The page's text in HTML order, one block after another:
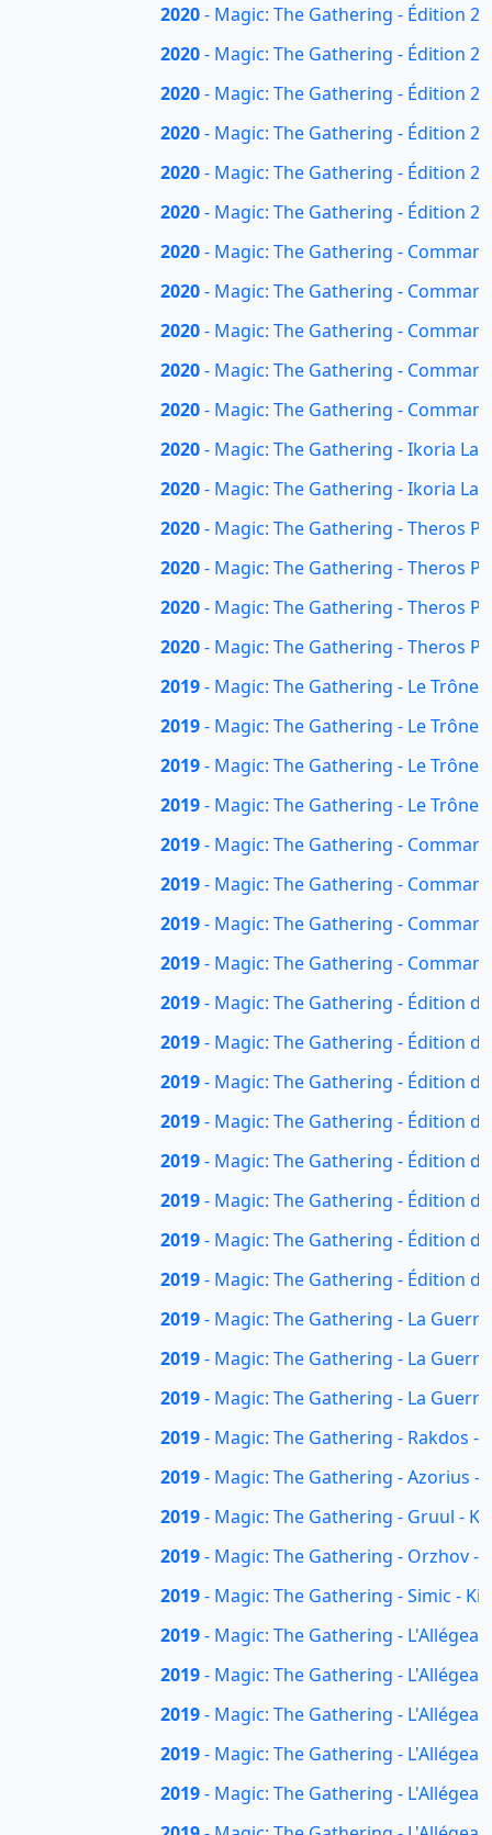
2020- Magic: The Gathering - Édition
2020- Magic: The Gathering - Édition
2020- Magic: The Gathering - Édition
2020- Magic: The Gathering - Édition
2020- Magic: The Gathering - Édition
2020- Magic: The Gathering - Édition
2020- Magic: The Gathering -
2020- Magic: The Gathering -
2020- Magic: The Gathering -
2020- Magic: The Gathering -
2020- Magic: The Gathering -
2020- Magic: The Gathering - Ikoria La
2020- Magic: The Gathering - Ikoria La
2020- Magic: The Gathering - Theros
2020- Magic: The Gathering - Theros
2020- Magic: The Gathering - Theros
2020- Magic: The Gathering - Theros
2019- Magic: The Gathering - Le Trône
2019- Magic: The Gathering - Le Trône
2019- Magic: The Gathering - Le Trône
2019- Magic: The Gathering - Le Trône
2019- Magic: The Gathering -
2019- Magic: The Gathering -
2019- Magic: The Gathering -
2019- Magic: The Gathering -
2019- Magic: The Gathering - Édition
2019- Magic: The Gathering - Édition
2019- Magic: The Gathering - Édition
2019- Magic: The Gathering - Édition
2019- Magic: The Gathering - Édition
2019- Magic: The Gathering - Édition
2019- Magic: The Gathering - Édition
2019- Magic: The Gathering - Édition
2019- Magic: The Gathering - La
2019- Magic: The Gathering - La
2019- Magic: The Gathering - La
2019- Magic: The Gathering - Rakdos -
2019- Magic: The Gathering - Azorius -
2019- Magic: The Gathering - Gruul -
2019- Magic: The Gathering - Orzhov -
2019- Magic: The Gathering - Simic -
2019- Magic: The Gathering -
2019- Magic: The Gathering -
2019- Magic: The Gathering -
2019- Magic: The Gathering -
2019- Magic: The Gathering -